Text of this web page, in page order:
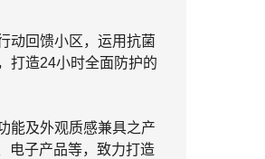
动回馈小区，运用抗菌
打造24小时全面防护的
能及外观质感兼具之产
电子产品等，致力打造